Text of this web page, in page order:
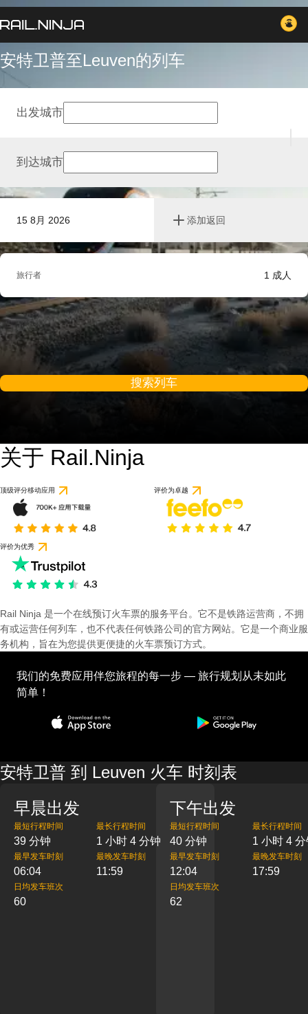
安特卫普至Leuven的列车
15 8月 2026 添加返回
出发城市
到达城市
旅行者 1 成人
搜索列车
关于 Rail.Ninja
顶级评分移动应用 评价为卓越
评价为优秀
Rail Ninja 是一个在线预订火车票的服务平台。它不是铁路运营商，不拥
有或运营任何列车，也不代表任何铁路公司的官方网站。它是一个商业服
务机构，旨在为您提供更便捷的火车票预订方式。
我们的免费应用伴您旅程的每一步 — 旅行规划从未如此
简单！
安特卫普 到 Leuven 火车 时刻表
早晨出发
最短行程时间
39 分钟
最长行程时间
1 小时 4 分钟
最早发车时刻
06:04
最晚发车时刻
11:59
日均发车班次
60
下午出发
最短行程时间
40 分钟
最长行程时间
1 小时 4
最早发车时刻
12:04
最晚发车时刻
17:59
日均发车班次
62